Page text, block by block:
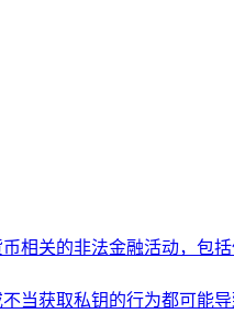
相关的非法金融活动，包
当获取私钥的行为都可能